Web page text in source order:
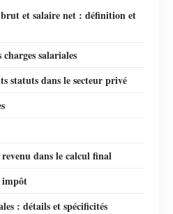
et salaire net : définition et
salariales
statuts dans le secteur privé
dans le calcul final
impôt
: détails et spécificités